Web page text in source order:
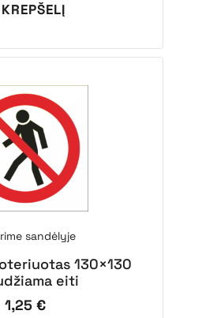
sandėlyje
130×130
eiti
1,25 €